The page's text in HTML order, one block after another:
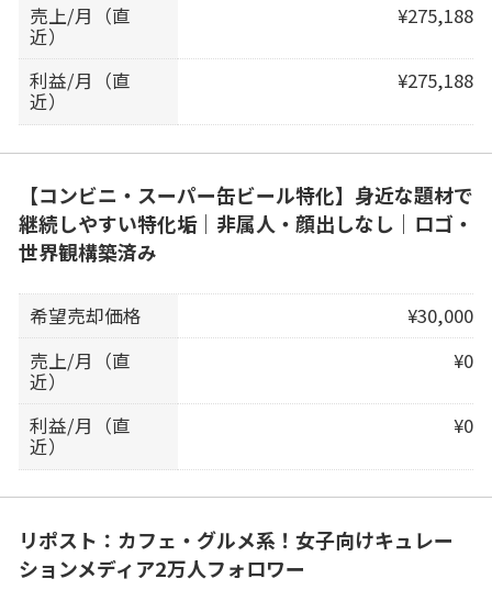
売上/月（直
近）
¥275,188
利益/月（直
近）
¥275,188
【コンビニ・スーパー缶ビール特化】身近な題材で
継続しやすい特化垢｜非属人・顔出しなし｜ロゴ・
世界観構築済み
希望売却価格
¥30,000
売上/月（直
近）
¥0
利益/月（直
近）
¥0
リポスト：カフェ・グルメ系！女子向けキュレー
ションメディア2万人フォロワー